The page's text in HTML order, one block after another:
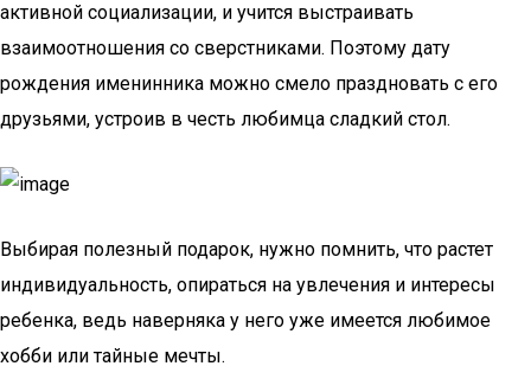
активной социализации, и учится выстраивать
взаимоотношения со сверстниками. Поэтому дату
рождения именинника можно смело праздновать с его
друзьями, устроив в честь любимца сладкий стол.
Выбирая полезный подарок, нужно помнить, что растет
индивидуальность, опираться на увлечения и интересы
ребенка, ведь наверняка у него уже имеется любимое
хобби или тайные мечты.